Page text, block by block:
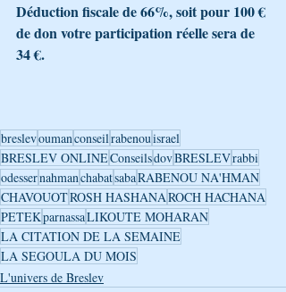
Déduction fiscale de 66%, soit pour 100 €
de don votre participation réelle sera de
34 €.
breslevoumanconseilrabenouisrael
BRESLEV ONLINEConseilsdovBRESLEVrabbi
odessernahmanchabatsabaRABENOU NA'HMAN
CHAVOUOTROSH HASHANAROCH HACHANA
PETEKparnassaLIKOUTE MOHARAN
LA CITATION DE LA SEMAINE
LA SEGOULA DU MOIS
L'univers de Breslev